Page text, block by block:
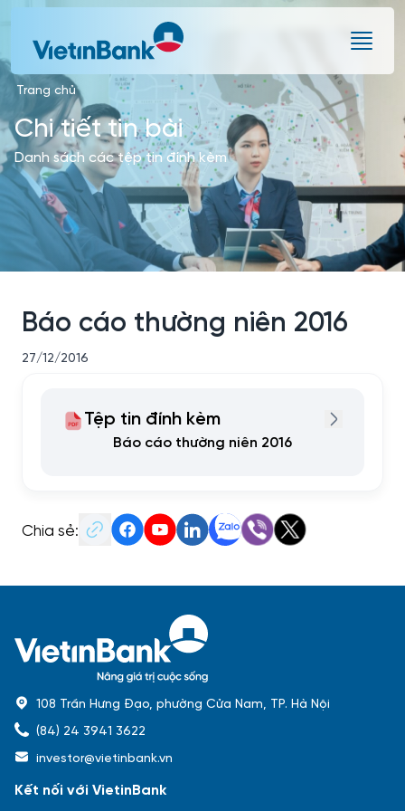
Trang chủ
Chi tiết tin bài
Danh sách các tệp tin đính kèm
Báo cáo thường niên 2016
27/12/2016
Tệp tin đính kèm
Báo cáo thường niên 2016
Chia sẻ:
108 Trần Hưng Đạo, phường Cửa Nam, TP. Hà Nội
(84) 24 3941 3622
investor@vietinbank.vn
Kết nối với VietinBank